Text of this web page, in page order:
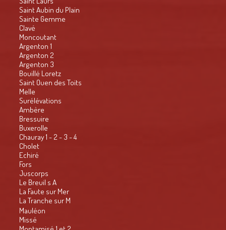
Saint Aubin du Plain
Sainte Gemme
Clavé
Moncoutant
Argenton 1
Argenton 2
Argenton 3
Bouillé Loretz
Saint Ouen des Toits
Melle
Surélévations
Ambère
Bressuire
Buxerolle
Chauray 1 - 2 - 3 - 4
Cholet
Echiré
Fors
Juscorps
Le Breuil s A
La Faute sur Mer
La Tranche sur M
Mauléon
Missé